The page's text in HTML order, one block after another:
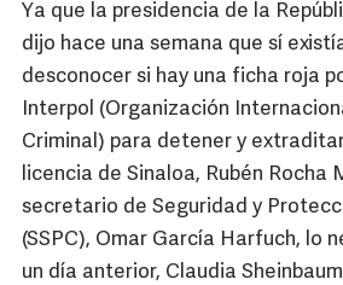
Ya que la presidencia de la
dijo hace una semana que sí
desconocer si hay una ficha roja
Interpol (Organización
Criminal) para detener y
licencia de Sinaloa, Rubén Rocha
secretario de Seguridad y
(SSPC), Omar García Harfuch, lo
un día anterior, Claudia